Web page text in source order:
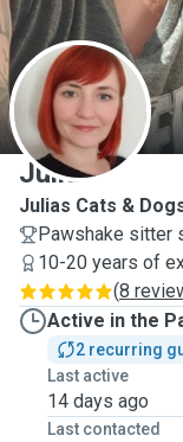
J
Julia
Julias Cats &
Pawshake sitter
10-20 years of
(8
Active in the
2 recurring
Last active
14 days ago
Last contacted